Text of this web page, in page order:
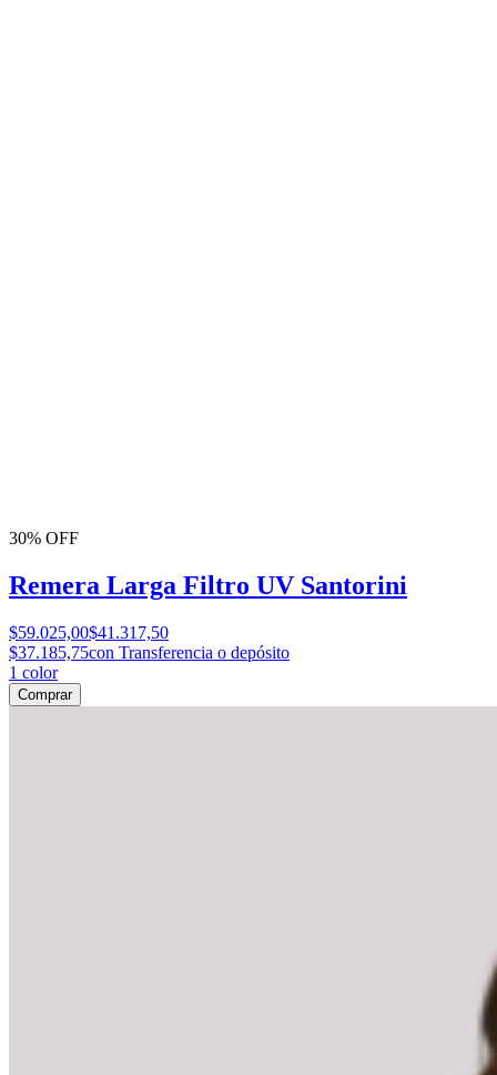
30% OFF
Remera Larga Filtro UV Santorini
$59.025,00$41.317,50
$37.185,75con Transferencia o depósito
1 color
Comprar